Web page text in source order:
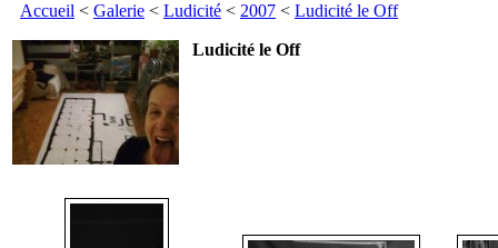
Accueil < Galerie < Ludicité < 2007 < Ludicité le Off
Ludicité le Off